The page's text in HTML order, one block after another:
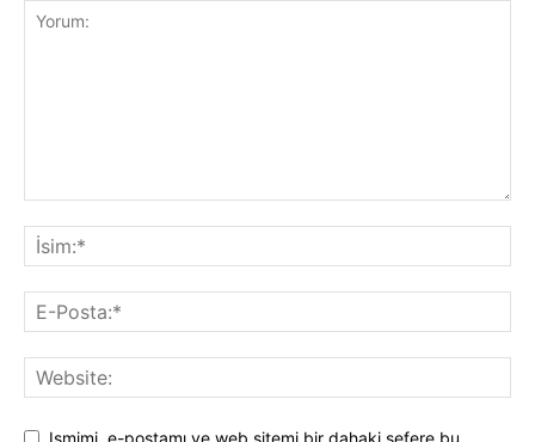
Ismimi, e-postamı ve web sitemi bir dahaki sefere bu